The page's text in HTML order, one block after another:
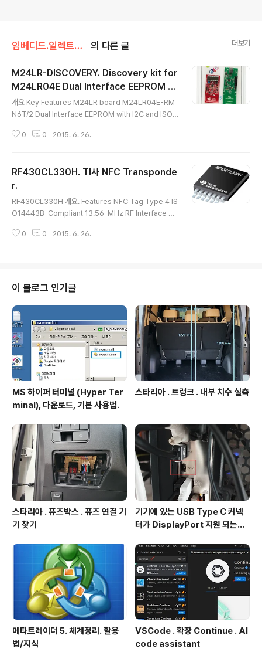
임베디드.일렉트로닉스 의 다른 글 더보기
M24LR-DISCOVERY. Discovery kit for
M24LR04E Dual Interface EEPROM wi
th energy harvesting
개요 Key Features M24LR board M24LR04E-RM
N6T/2 Dual Interface EEPROM with I2C and ISO/I
password protection in SO8N package STM8L1
gital temperature sensor 20 x 40 mm inductive
antenna etched on the PCB Two function button
s (User and Reset) SWIM connector for progra
0 0 2015. 6. 26.
RF430CL330H. TI사 NFC Transponde
r.
RF430CL330H 개요. Features NFC Tag Type 4 IS
O14443B-Compliant 13.56-MHz RF Interface Su
rite and Read NDEF Messages to Internal SRAM
pletion 데이터 시트 : http://www.ti.com/lit/gpn/rf43
0cl330h 본 글이 포함된 상위 정리장소 : 1. Connectiv..
0 0 2015. 6. 26.
이 블로그 인기글
MS 하이퍼 터미널 (Hyper Ter
minal), 다운로드, 기본 사용법.
스타리아 . 트렁크 . 내부 치수 실측
스타리아 . 퓨즈박스 . 퓨즈 연결 기
기 찾기
기기에 있는 USB Type C 커넥
터가 DisplayPort 지원 되는지
메타트레이더 5. 체계정리. 활용
법/지식
VSCode . 확장 Continue . AI
code assistant